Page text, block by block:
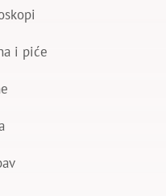
i piće